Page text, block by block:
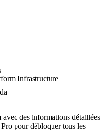
Infrastructure
des informations détaillées
pour débloquer tous les